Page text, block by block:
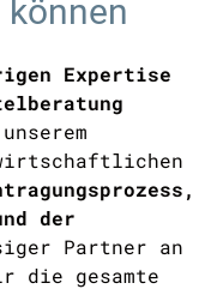
können
Expertise
der
Partner an
die gesamte